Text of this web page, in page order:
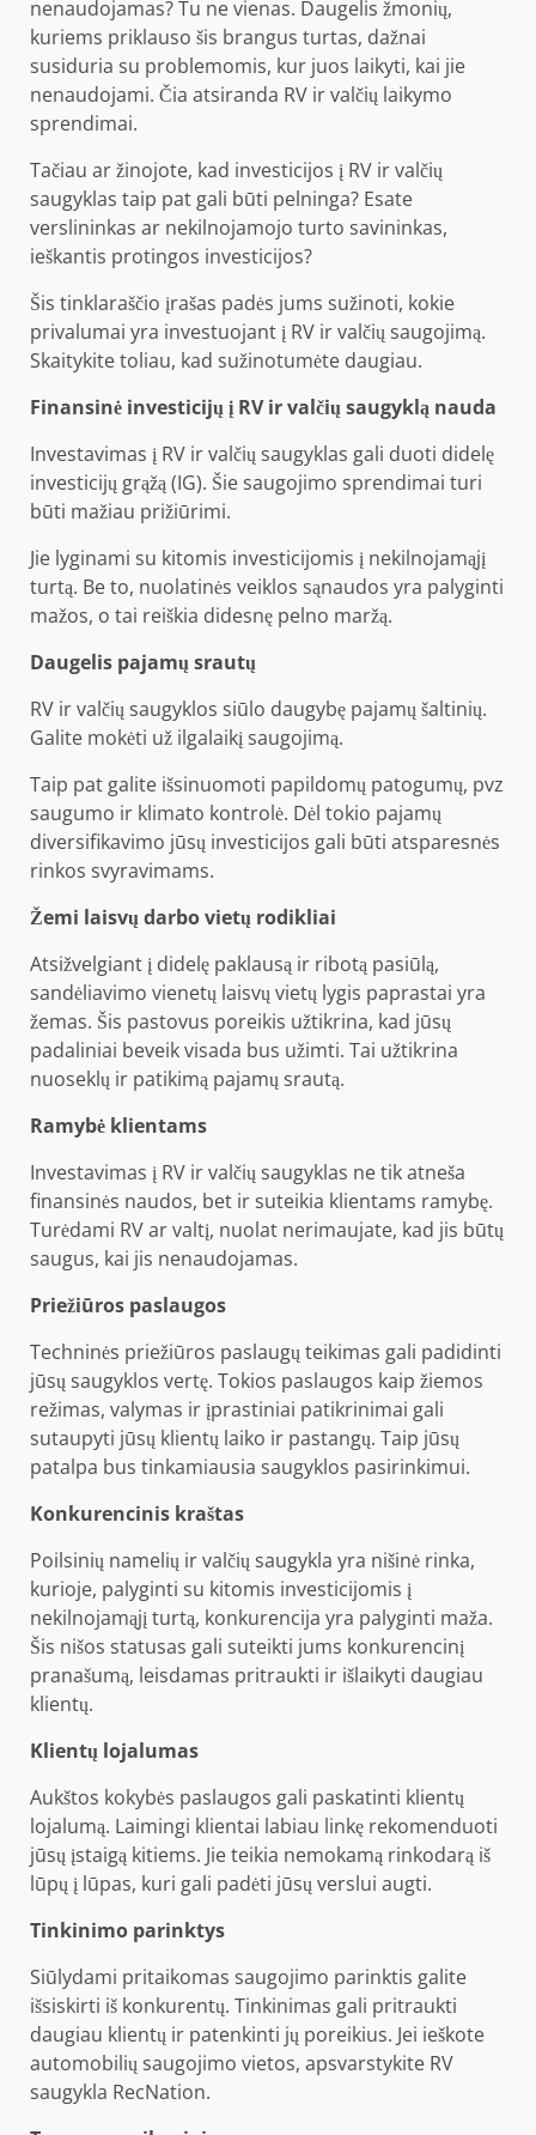
nenaudojamas? Tu ne vienas. Daugelis žmonių,
kuriems priklauso šis brangus turtas, dažnai
susiduria su problemomis, kur juos laikyti, kai jie
nenaudojami. Čia atsiranda RV ir valčių laikymo
sprendimai.
Tačiau ar žinojote, kad investicijos į RV ir valčių
saugyklas taip pat gali būti pelninga? Esate
verslininkas ar nekilnojamojo turto savininkas,
ieškantis protingos investicijos?
Šis tinklaraščio įrašas padės jums sužinoti, kokie
privalumai yra investuojant į RV ir valčių saugojimą.
Skaitykite toliau, kad sužinotumėte daugiau.
Finansinė investicijų į RV ir valčių saugyklą nauda
Investavimas į RV ir valčių saugyklas gali duoti didelę
investicijų grąžą (IG). Šie saugojimo sprendimai turi
būti mažiau prižiūrimi.
Jie lyginami su kitomis investicijomis į nekilnojamąjį
turtą. Be to, nuolatinės veiklos sąnaudos yra palyginti
mažos, o tai reiškia didesnę pelno maržą.
Daugelis pajamų srautų
RV ir valčių saugyklos siūlo daugybę pajamų šaltinių.
Galite mokėti už ilgalaikį saugojimą.
Taip pat galite išsinuomoti papildomų patogumų, pvz
saugumo ir klimato kontrolė. Dėl tokio pajamų
diversifikavimo jūsų investicijos gali būti atsparesnės
rinkos svyravimams.
Žemi laisvų darbo vietų rodikliai
Atsižvelgiant į didelę paklausą ir ribotą pasiūlą,
sandėliavimo vienetų laisvų vietų lygis paprastai yra
žemas. Šis pastovus poreikis užtikrina, kad jūsų
padaliniai beveik visada bus užimti. Tai užtikrina
nuoseklų ir patikimą pajamų srautą.
Ramybė klientams
Investavimas į RV ir valčių saugyklas ne tik atneša
finansinės naudos, bet ir suteikia klientams ramybę.
Turėdami RV ar valtį, nuolat nerimaujate, kad jis būtų
saugus, kai jis nenaudojamas.
Priežiūros paslaugos
Techninės priežiūros paslaugų teikimas gali padidinti
jūsų saugyklos vertę. Tokios paslaugos kaip žiemos
režimas, valymas ir įprastiniai patikrinimai gali
sutaupyti jūsų klientų laiko ir pastangų. Taip jūsų
patalpa bus tinkamiausia saugyklos pasirinkimui.
Konkurencinis kraštas
Poilsinių namelių ir valčių saugykla yra nišinė rinka,
kurioje, palyginti su kitomis investicijomis į
nekilnojamąjį turtą, konkurencija yra palyginti maža.
Šis nišos statusas gali suteikti jums konkurencinį
pranašumą, leisdamas pritraukti ir išlaikyti daugiau
klientų.
Klientų lojalumas
Aukštos kokybės paslaugos gali paskatinti klientų
lojalumą. Laimingi klientai labiau linkę rekomenduoti
jūsų įstaigą kitiems. Jie teikia nemokamą rinkodarą iš
lūpų į lūpas, kuri gali padėti jūsų verslui augti.
Tinkinimo parinktys
Siūlydami pritaikomas saugojimo parinktis galite
išsiskirti iš konkurentų. Tinkinimas gali pritraukti
daugiau klientų ir patenkinti jų poreikius. Jei ieškote
automobilių saugojimo vietos, apsvarstykite RV
saugykla RecNation.